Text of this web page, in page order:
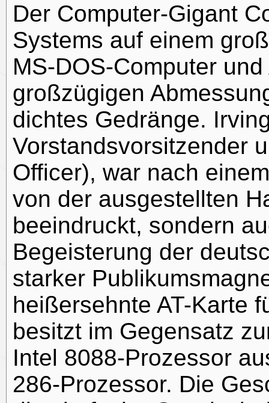
Der Computer-Gigant
Systems auf einem
MS-DOS-Computer
großzügigen
dichtes Gedränge.
Vorstandsvorsitzender
Officer), war nach
von der ausgestellten
beeindruckt, sondern
Begeisterung der
starker
heißersehnte AT-Karte
besitzt im Gegensatz
Intel 8088-Prozessor
286-Prozessor. Die